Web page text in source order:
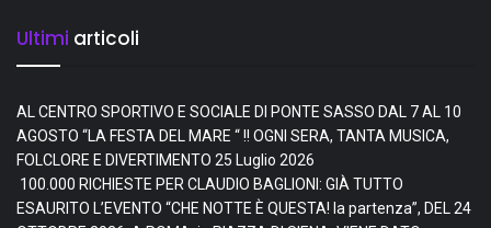
Ultimi articoli
AL CENTRO SPORTIVO E SOCIALE DI PONTE SASSO DAL 7 AL 10
AGOSTO “LA FESTA DEL MARE “ !! OGNI SERA, TANTA MUSICA,
FOLCLORE E DIVERTIMENTO 25 Luglio 2026
100.000 RICHIESTE PER CLAUDIO BAGLIONI: GIÀ TUTTO
ESAURITO L’EVENTO “CHE NOTTE È QUESTA! la partenza”, DEL 24